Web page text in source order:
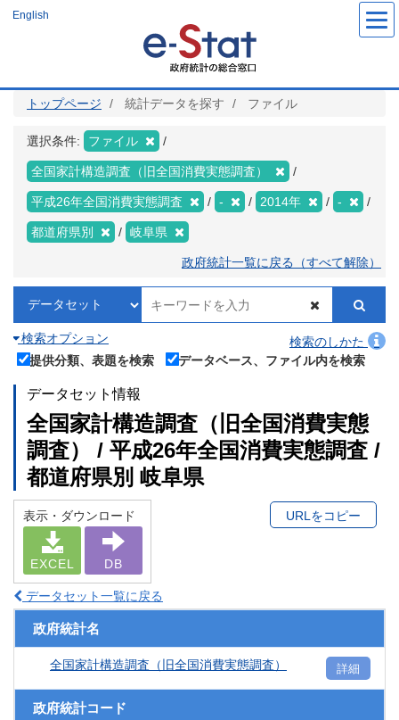
ツ
English
トップページ 統計データを探す ファイル
選択条件: ファイル
全国家計構造調査（旧全国消費実態調査）
平成26年全国消費実態調査 - 2014年 -
都道府県別 岐阜県
政府統計一覧に戻る（すべて解除）
検索オプション
検索のしかた
提供分類、表題を検索
データベース、ファイル内を検索
データセット情報
全国家計構造調査（旧全国消費実態
調査） / 平成26年全国消費実態調査 /
都道府県別 岐阜県
表示・ダウンロード
EXCEL DB
URLをコピー
データセット一覧に戻る
政府統計名
全国家計構造調査（旧全国消費実態調査） 詳細
政府統計コード